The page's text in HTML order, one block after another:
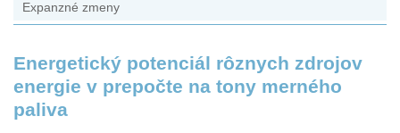
Expanzné zmeny
Energetický potenciál rôznych zdrojov
energie v prepočte na tony merného
paliva